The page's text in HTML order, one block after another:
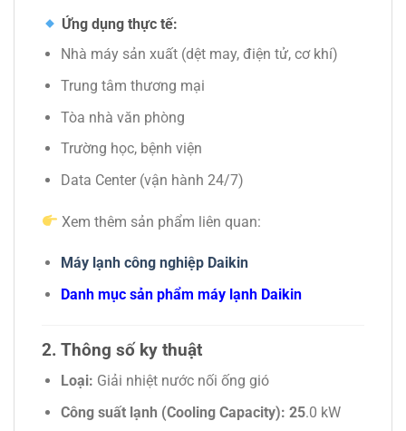
Ứng dụng thực tế:
Nhà máy sản xuất (dệt may, điện tử, cơ khí)
Trung tâm thương mại
Tòa nhà văn phòng
Trường học, bệnh viện
Data Center (vận hành 24/7)
Xem thêm sản phẩm liên quan:
Máy lạnh công nghiệp Daikin
Danh mục sản phẩm máy lạnh Daikin
2. Thông số ky thuật
Loại: Giải nhiệt nước nối ống gió
Công suất lạnh (Cooling Capacity): 25.0 kW